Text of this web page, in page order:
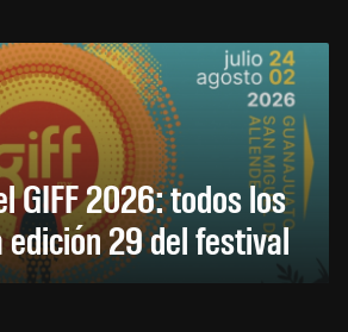
GIFF 2026: todos los
edición 29 del festival